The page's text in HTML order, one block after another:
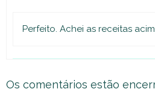
Perfeito. Achei as receitas
Os comentários estão